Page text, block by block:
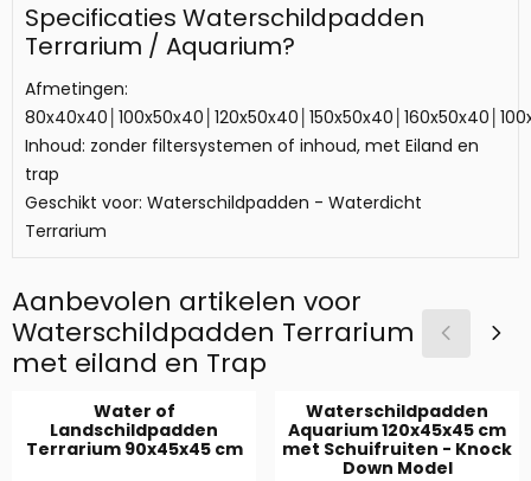
Specificaties Waterschildpadden
Terrarium / Aquarium?
Afmetingen:
Inhoud: zonder filtersystemen of inhoud, met Eiland en
trap
Geschikt voor: Waterschildpadden - Waterdicht
Terrarium
Aanbevolen artikelen voor
Waterschildpadden Terrarium
met eiland en Trap
Water of
Landschildpadden
Terrarium 90x45x45 cm
Waterschildpadden
Aquarium 120x45x45 cm
met Schuifruiten - Knock
Down Model